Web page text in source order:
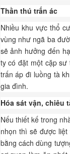
Thần thú trấn ác
Nhiều khu vực thổ
vùng như ngã ba
sẽ ảnh hưởng đến
ty có đặt một cặp
trấn áp đi luồng tà
gia đình.
Hóa sát vận, chiêu
Nếu thiết kế trong
nhọn thì sẽ được
bằng cách dùng